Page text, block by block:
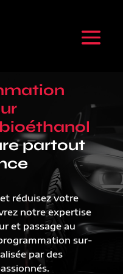
partout
réduisez votre
notre expertise
et passage au
sur-
par des